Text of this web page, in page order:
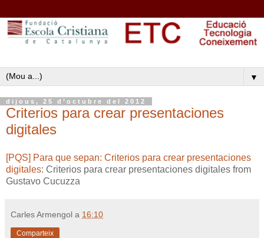
▼
dijous, 25 d’octubre del 2012
Criterios para crear presentaciones
digitales
[PQS] Para que sepan: Criterios para crear presentaciones
digitales: Criterios para crear presentaciones digitales from
Gustavo Cucuzza
Carles Armengol a 16:10
Comparteix